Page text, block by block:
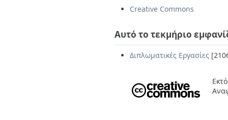
Creative Commons
Αυτό το τεκμήριο
Διπλωματικές Εργασίες